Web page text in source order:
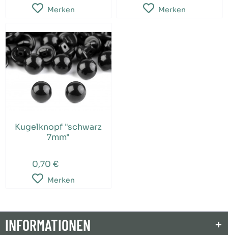
Merken Merken
Kugelknopf "schwarz
7mm"
0,70 €
Merken
INFORMATIONEN